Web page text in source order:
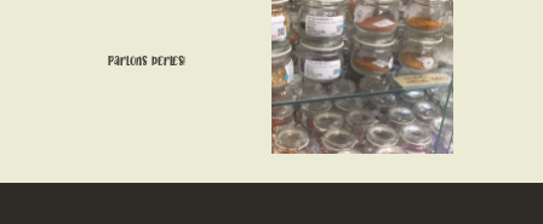
NEWSLETTERS
NOUS SOUTENONS
Parlons perles!